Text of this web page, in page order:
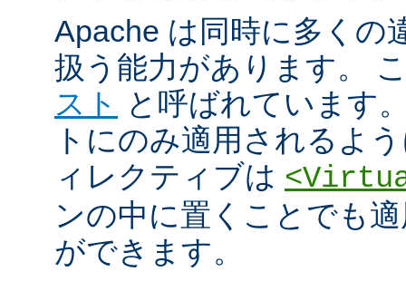
Apache は同時に多くの
扱う能力があります。
スト
と呼ばれています
トにのみ適用されるよ
ィレクティブは
ンの中に置くことでも
ができます。